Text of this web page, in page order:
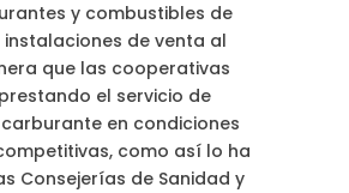
y combustibles de
de venta al
que las cooperativas
el servicio de
en condiciones
como así lo ha
Consejerías de Sanidad y